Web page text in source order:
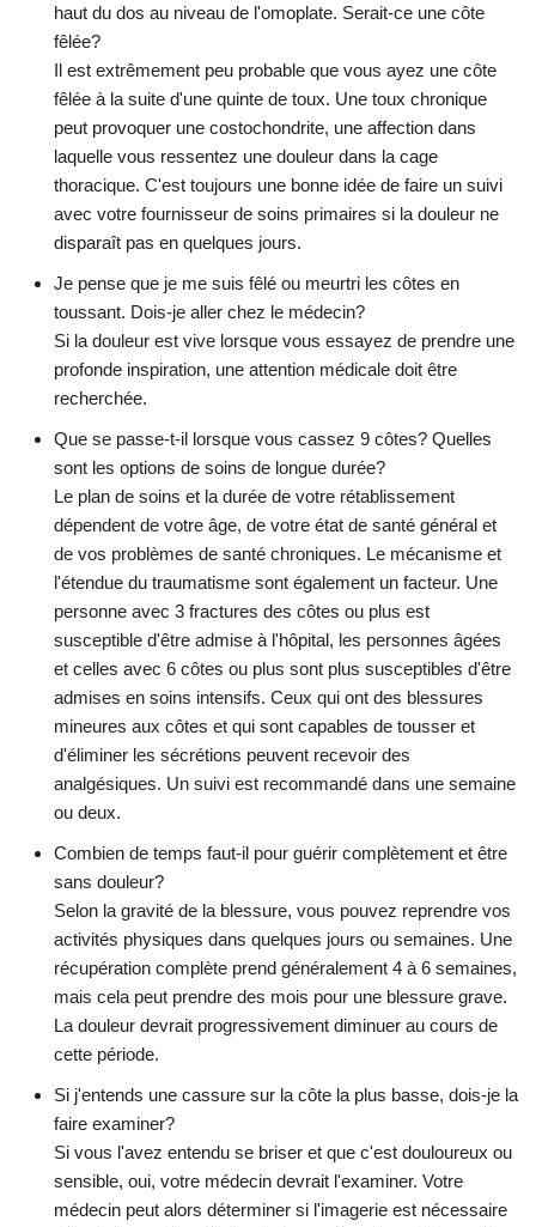
haut du dos au niveau de l'omoplate. Serait-ce une côte
fêlée?
Il est extrêmement peu probable que vous ayez une côte
fêlée à la suite d'une quinte de toux. Une toux chronique
peut provoquer une costochondrite, une affection dans
laquelle vous ressentez une douleur dans la cage
thoracique. C'est toujours une bonne idée de faire un suivi
avec votre fournisseur de soins primaires si la douleur ne
disparaît pas en quelques jours.
Je pense que je me suis fêlé ou meurtri les côtes en
toussant. Dois-je aller chez le médecin?
Si la douleur est vive lorsque vous essayez de prendre une
profonde inspiration, une attention médicale doit être
recherchée.
Que se passe-t-il lorsque vous cassez 9 côtes? Quelles
sont les options de soins de longue durée?
Le plan de soins et la durée de votre rétablissement
dépendent de votre âge, de votre état de santé général et
de vos problèmes de santé chroniques. Le mécanisme et
l'étendue du traumatisme sont également un facteur. Une
personne avec 3 fractures des côtes ou plus est
susceptible d'être admise à l'hôpital, les personnes âgées
et celles avec 6 côtes ou plus sont plus susceptibles d'être
admises en soins intensifs. Ceux qui ont des blessures
mineures aux côtes et qui sont capables de tousser et
d'éliminer les sécrétions peuvent recevoir des
analgésiques. Un suivi est recommandé dans une semaine
ou deux.
Combien de temps faut-il pour guérir complètement et être
sans douleur?
Selon la gravité de la blessure, vous pouvez reprendre vos
activités physiques dans quelques jours ou semaines. Une
récupération complète prend généralement 4 à 6 semaines,
mais cela peut prendre des mois pour une blessure grave.
La douleur devrait progressivement diminuer au cours de
cette période.
Si j'entends une cassure sur la côte la plus basse, dois-je la
faire examiner?
Si vous l'avez entendu se briser et que c'est douloureux ou
sensible, oui, votre médecin devrait l'examiner. Votre
médecin peut alors déterminer si l'imagerie est nécessaire